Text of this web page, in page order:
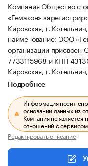
Компания Общество с
«Гемакон»
Кировская, г.
наименование: ООО
организации
7733115968 и КПП
Кировская, г.
Подробнее
Информация носит
основании данных из
Компания не является
отношений с
Редактировать описание